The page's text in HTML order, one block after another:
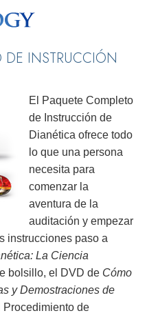
DE INSTRUCCIÓN
El Paquete Completo
de Instrucción de
Dianética ofrece todo
lo que una persona
necesita para
comenzar la
aventura de la
auditación y empezar
instrucciones paso a
La Ciencia
bolsillo, el DVD de Cómo
y Demostraciones de
Procedimiento de